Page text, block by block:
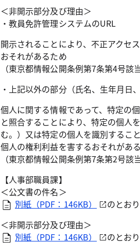
＜非開示部分及び理由＞
・教員免許管理システムのURL
開示されることにより、不正アクセ
おそれがあるため
（東京都情報公開条例第7条第4号該
・上記以外の部分（氏名、生年月日
個人に関する情報であって、特定の
と照合することにより、特定の個人
む。）又は特定の個人を識別するこ
個人の権利利益を害するおそれがあ
（東京都情報公開条例第7条第2号該
【人事部職員課】
＜公文書の件名＞
別紙（PDF：146KB）
のとおり
＜非開示部分及び理由＞
別紙（PDF：146KB）
のとおり